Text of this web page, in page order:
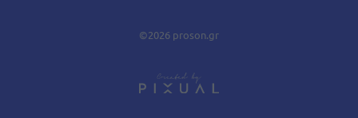
A Σχετικά Άρθρα
©2026 proson.gr